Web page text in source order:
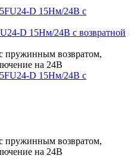
D 15Нм/24В с возвратной
пружинным возвратом,
на 24В
пружинным возвратом,
на 24В